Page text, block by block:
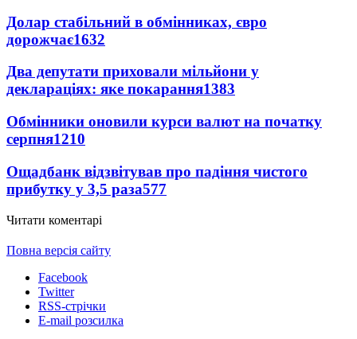
Долар стабільний в обмінниках, євро
дорожчає1632
Два депутати приховали мільйони у
деклараціях: яке покарання1383
Обмінники оновили курси валют на початку
серпня1210
Ощадбанк відзвітував про падіння чистого
прибутку у 3,5 раза577
Читати коментарі
Повна версія сайту
Facebook
Twitter
RSS-стрічки
E-mail розсилка